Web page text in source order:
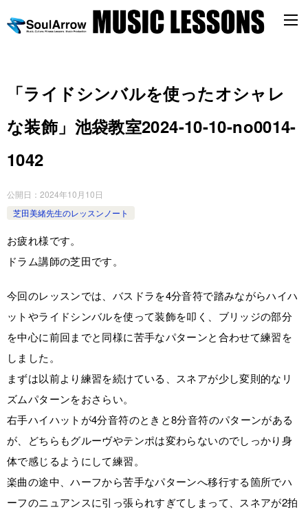
「ライドシンバルを使ったオシャレ
な装飾」池袋教室2024-10-10-no0014-
1042
公開日： 2024年10月10日
芝田美緒先生のレッスンノート
お疲れ様です。
ドラム講師の芝田です。
今回のレッスンでは、バスドラを4分音符で踏みながらハイハ
ットやライドシンバルを使って装飾を叩く、ブリッジの部分
を中心に前回までと同様に苦手なパターンと合わせて練習を
しました。
まずは以前より練習を続けている、スネアが少し変則的なリ
ズムパターンをおさらい。
右手ハイハットが4分音符のときと8分音符のパターンがある
が、どちらもグルーヴやテンポは変わらないのでしっかり身
体で感じるようにして練習。
楽曲の途中、ハーフから苦手なパターンへ移行する箇所でハ
ーフのニュアンスに引っ張られすぎてしまって、スネアが2拍